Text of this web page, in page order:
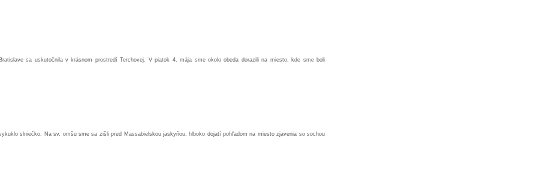
sa uskutočnila v krásnom prostredí Terchovej. V piatok 4. mája sme okolo obeda dorazili na miesto, kde sme boli
slniečko. Na sv. omšu sme sa zišli pred Massabielskou jaskyňou, hlboko dojatí pohľadom na miesto zjavenia so sochou